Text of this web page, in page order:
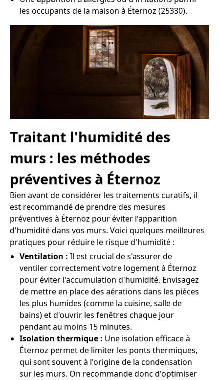
les occupants de la maison à Éternoz (25330).
Traitant l'humidité des
murs : les méthodes
préventives à Éternoz
Bien avant de considérer les traitements curatifs, il
est recommandé de prendre des mesures
préventives à Éternoz pour éviter l'apparition
d'humidité dans vos murs. Voici quelques meilleures
pratiques pour réduire le risque d'humidité :
Ventilation : Il est crucial de s'assurer de
ventiler correctement votre logement à Éternoz
pour éviter l'accumulation d'humidité. Envisagez
de mettre en place des aérations dans les pièces
les plus humides (comme la cuisine, salle de
bains) et d'ouvrir les fenêtres chaque jour
pendant au moins 15 minutes.
Isolation thermique : Une isolation efficace à
Éternoz permet de limiter les ponts thermiques,
qui sont souvent à l'origine de la condensation
sur les murs. On recommande donc d'optimiser